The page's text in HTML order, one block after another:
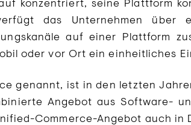
konzentriert, seine Plattform
das Unternehmen über
auf einer Plattform
oder vor Ort ein einheitliches
genannt, ist in den letzten
Angebot aus Software-
Commerce-Angebot auch in